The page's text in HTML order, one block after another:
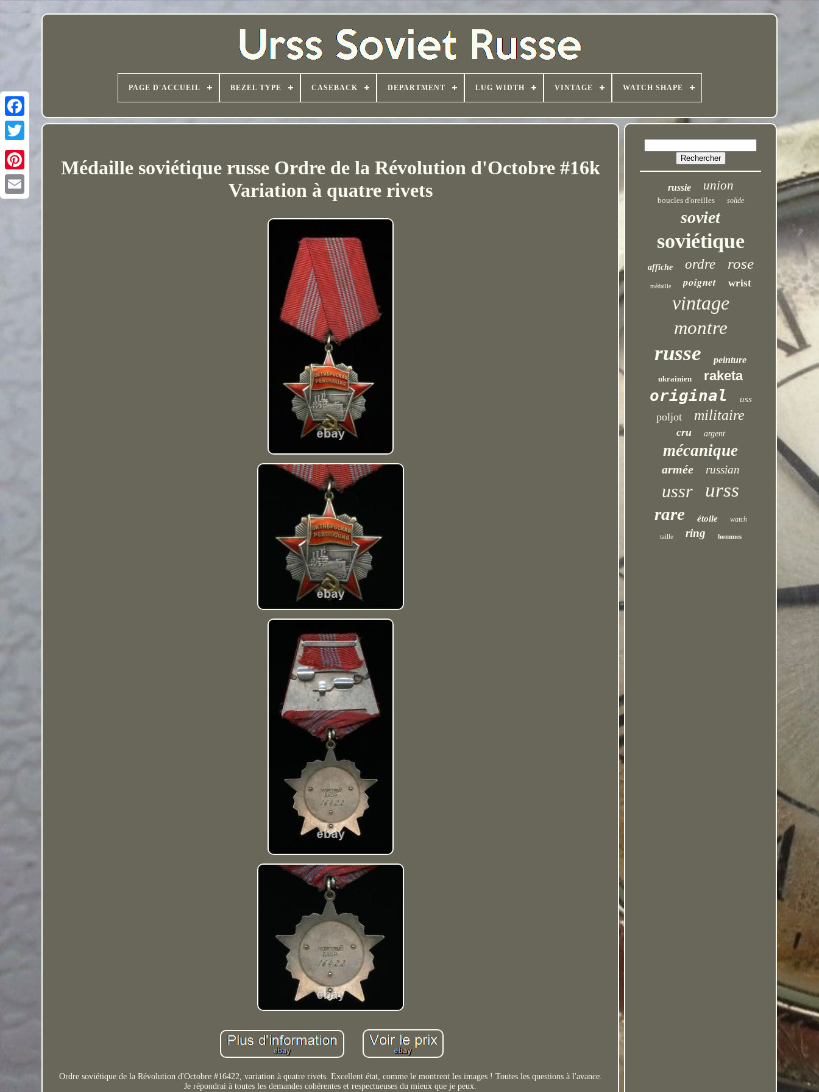
PAGE D'ACCUEIL BEZEL TYPE CASEBACK DEPARTMENT LUG WIDTH VINTAGE WATCH SHAPE
Médaille soviétique russe Ordre de la Révolution d'Octobre #16k
Variation à quatre rivets
Ordre soviétique de la Révolution d'Octobre #16422, variation à quatre rivets. Excellent état, comme le montrent les images ! Toutes les questions à l'avance.
Je répondrai à toutes les demandes cohérentes et respectueuses du mieux que je peux.
russie union
boucles d'oreilles solide
soviet
soviétique
affiche ordre rose
médaille poignet wrist
vintage
montre
russe peinture
ukrainien raketa
original uss
poljot militaire
cru argent
mécanique
armée russian
ussr urss
rare étoile watch
taille ring hommes